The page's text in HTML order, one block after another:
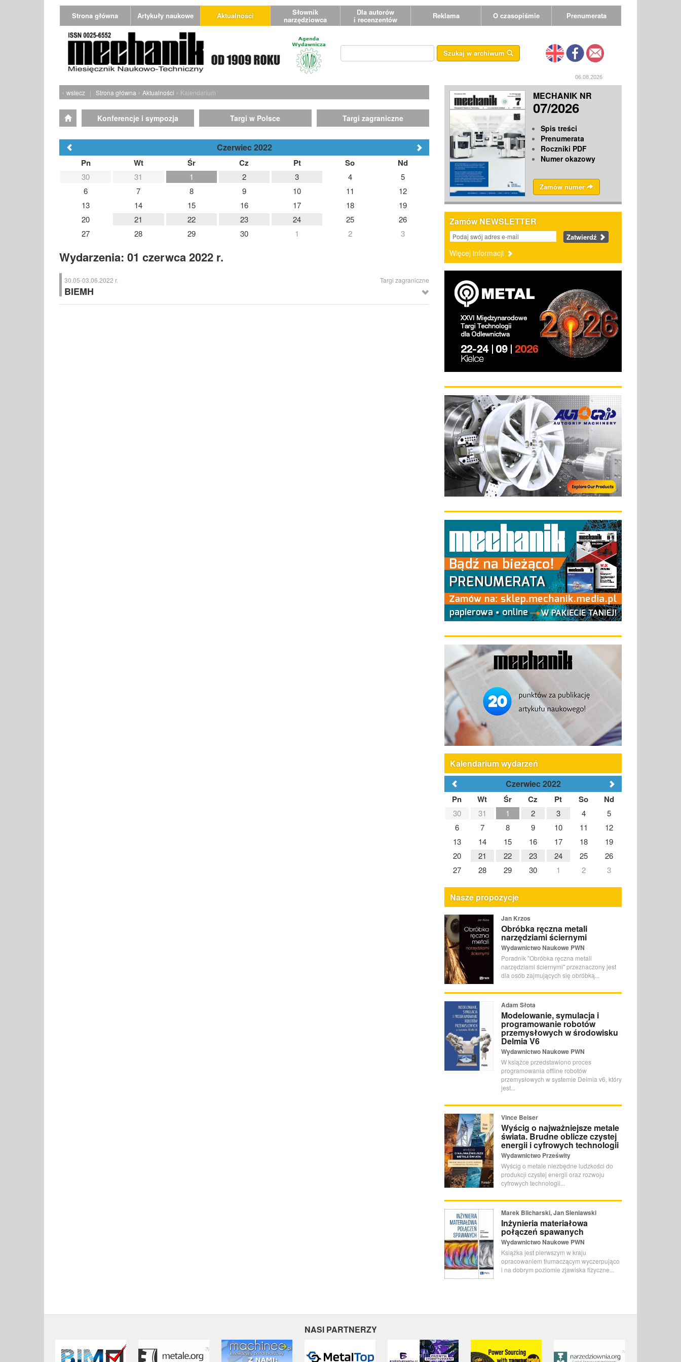
Strona główna Artykuły naukowe Aktualności Słownik
narzędziowca
Dla autorów
i recenzentów Reklama O czasopiśmie Prenumerata
Szukaj w archiwum
06.08.2026
‹ wstecz | Strona główna › Aktualności › Kalendarium
Konferencje i sympozja Targi w Polsce Targi zagraniczne
Czerwiec 2022
Pn Wt Śr Cz Pt So Nd
30 31 1 2 3 4
5
6
7 8 9 10 11
12
13
14 15 16 17 18
19
20
21 22 23 24 25
26
27
28 29 30 1 2 3
Wydarzenia: 01 czerwca 2022 r.
30.05-03.06.2022 r. Targi zagraniczne
BIEMH
BIEMH– Targi Obrabiarkowe, Bilbao (Hiszpania)
MECHANIK NR
07/2026
Spis treści
Prenumerata
Roczniki PDF
Numer okazowy
Zamów numer
Zamów NEWSLETTER
Zatwierdź
Więcej informacji
Kalendarium wydarzeń
Czerwiec 2022
Pn Wt Śr Cz Pt So Nd
30 31 1 2 3 4
5
6
7 8 9 10 11
12
13
14 15 16 17 18
19
20
21 22 23 24 25
26
27
28 29 30 1 2 3
Nasze propozycje
Jan Krzos
Obróbka ręczna metali
narzędziami ściernymi
Wydawnictwo Naukowe PWN
Poradnik "Obróbka ręczna metali
narzędziami ściernymi" przeznaczony jest
dla osób zajmujących się obróbką...
Adam Słota
Modelowanie, symulacja i
programowanie robotów
przemysłowych w środowisku
Delmia V6
Wydawnictwo Naukowe PWN
W książce przedstawiono proces
programowania offline robotów
przemysłowych w systemie Delmia v6, który
jest...
Vince Beiser
Wyścig o najważniejsze metale
świata. Brudne oblicze czystej
energii i cyfrowych technologii
Wydawnictwo Prześwity
Wyścig o metale niezbędne ludzkości do
produkcji czystej energii oraz rozwoju
cyfrowych technologii...
Marek Blicharski, Jan Sieniawski
Inżynieria materiałowa
połączeń spawanych
Wydawnictwo Naukowe PWN
Książka jest pierwszym w kraju
opracowaniem tłumaczącym wyczerpująco
i na dobrym poziomie zjawiska fizyczne...
NASI PARTNERZY